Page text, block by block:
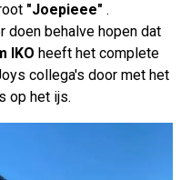
"Joepieee" .
doen behalve hopen dat
IKO heeft het complete
collega's door met het
op het ijs.